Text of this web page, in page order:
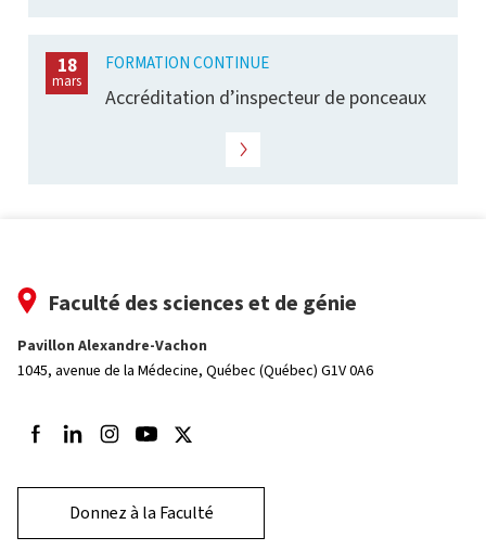
18
mars
FORMATION CONTINUE
Accréditation d’inspecteur de ponceaux
Faculté des sciences et de génie
Pavillon Alexandre-Vachon
1045, avenue de la Médecine, Québec (Québec) G1V 0A6
Suivez-nous sur Facebook
Suivez-nous sur LinkedIn
Suivez-nous sur Instagram
Suivez-nous sur Youtube
Suivez-nous sur Twitter
Donnez à la Faculté